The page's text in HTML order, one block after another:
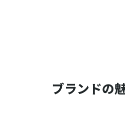
ブランドの